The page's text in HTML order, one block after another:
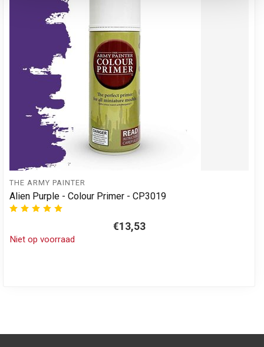
THE ARMY PAINTER
Alien Purple - Colour Primer - CP3019
€13,53
Niet op voorraad